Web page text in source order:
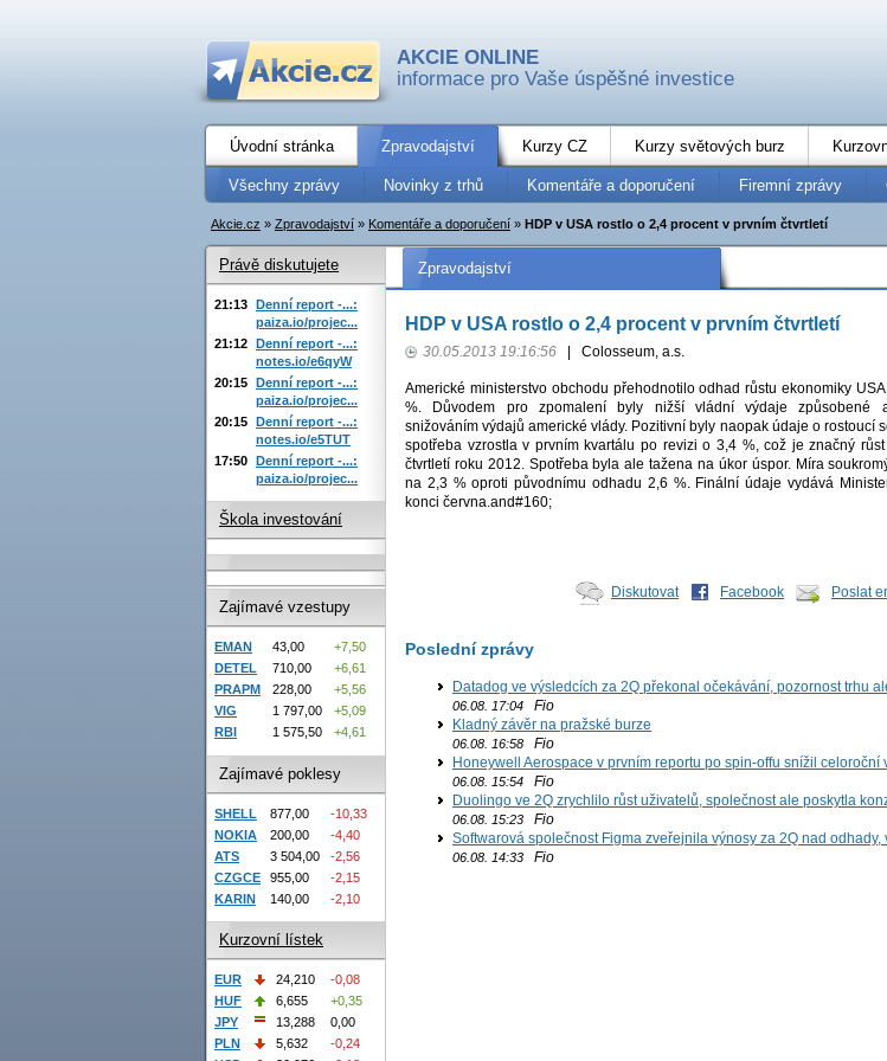
AKCIE ONLINE
informace pro Vaše úspěšné investice
Úvodní stránka Zpravodajství Kurzy CZ Kurzy světových burz
Všechny zprávy Novinky z trhů Komentáře a doporučení Firemní zprávy
Akcie.cz » Zpravodajství » Komentáře a doporučení » HDP v USA rostlo o 2,4 procent v prvním čtvrtletí
Zpravodajství
HDP v USA rostlo o 2,4 procent v prvním čtvrtletí
30.05.2013 19:16:56 Colosseum, a.s.
Americké ministerstvo obchodu přehodnotilo odhad růstu ekonomiky
%. Důvodem pro zpomalení byly nižší vládní výdaje způsobené
snižováním výdajů americké vlády. Pozitivní byly naopak údaje o rostoucí
spotřeba vzrostla v prvním kvartálu po revizi o 3,4 %, což je značný
čtvrtletí roku 2012. Spotřeba byla ale tažena na úkor úspor. Míra
na 2,3 % oproti původnímu odhadu 2,6 %. Finální údaje vydává
konci června.and#160;
Diskutovat Facebook Poslat
Poslední zprávy
Datadog ve výsledcích za 2Q překonal očekávání, pozornost trhu
06.08. 17:04 Fio
Kladný závěr na pražské burze
06.08. 16:58 Fio
Honeywell Aerospace v prvním reportu po spin-offu snížil celoroční
06.08. 15:54 Fio
Duolingo ve 2Q zrychlilo růst uživatelů, společnost ale poskytla
06.08. 15:23 Fio
Softwarová společnost Figma zveřejnila výnosy za 2Q nad odhady,
06.08. 14:33 Fio
Právě diskutujete
21:13 Denní report -...:
paiza.io/projec...
21:12 Denní report -...:
notes.io/e6qyW
20:15 Denní report -...:
paiza.io/projec...
20:15 Denní report -...:
notes.io/e5TUT
17:50 Denní report -...:
paiza.io/projec...
Škola investování
Zajímavé vzestupy
EMAN 43,00
+7,50
DETEL
710,00
+6,61
PRAPM
228,00
+5,56
VIG
1 797,00
+5,09
RBI
1 575,50 +4,61
Zajímavé poklesy
SHELL 877,00
-10,33
NOKIA
200,00
-4,40
ATS
3 504,00
-2,56
CZGCE
955,00
-2,15
KARIN
140,00 -2,10
Kurzovní lístek
EUR 24,210
-0,08
HUF
6,655
+0,35
JPY
13,288
0,00
PLN
5,632
-0,24